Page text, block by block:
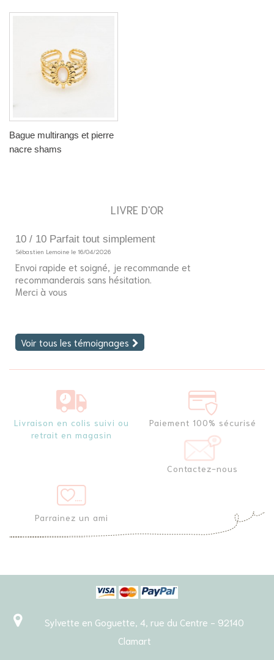
Bague multirangs et pierre
nacre shams
LIVRE D'OR
10 / 10 Parfait tout simplement
Sébastien Lemoine le 16/04/2026
Envoi rapide et soigné, je recommande et
recommanderais sans hésitation.
Merci à vous
Voir tous les témoignages
Livraison en colis suivi ou
retrait en magasin
Paiement 100% sécurisé
Contactez-nous
Parrainez un ami
Sylvette en Goguette, 4, rue du Centre - 92140
Clamart